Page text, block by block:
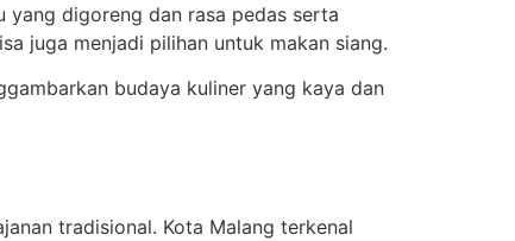
yang digoreng dan rasa pedas serta
juga menjadi pilihan untuk makan siang.
budaya kuliner yang kaya dan
tradisional. Kota Malang terkenal